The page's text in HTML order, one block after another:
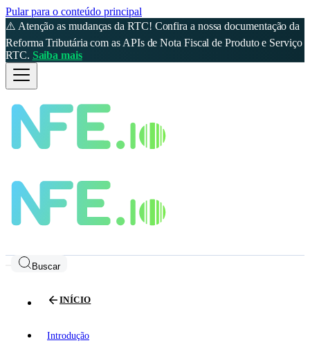
Pular para o conteúdo principal
⚠️ Atenção as mudanças da RTC! Confira a nossa documentação da
Reforma Tributária com as APIs de Nota Fiscal de Produto e Serviço
RTC. Saiba mais
Buscar
INÍCIO
Introdução